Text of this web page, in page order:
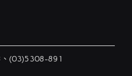
、 (03)5308-891